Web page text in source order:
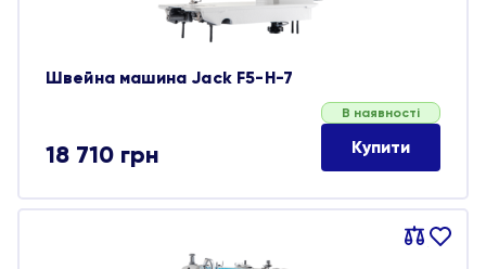
Швейна машина Jack F5-H-7
18 710 грн
В наявності
Купити
Порівняти
В